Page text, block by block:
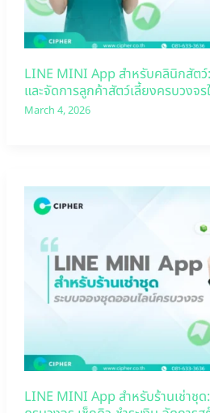
LINE MINI App สำหรับคลินิกสัต
และจัดการลูกค้าสัตว์เลี้ยงครบวงจร
March 4, 2026
LINE MINI App สำหรับร้านเช่าชุ